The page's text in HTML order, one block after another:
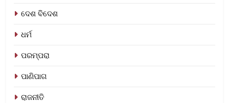
ଦେଶ ବିଦେଶ
ଧର୍ମ
ପରମ୍ପରା
ପାଣିପାଗ
ରାଜନୀତି